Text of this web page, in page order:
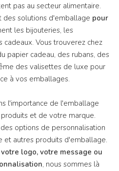
pas au secteur alimentaire.
des solutions d'emballage pour
les bijouteries, les
Vous trouverez chez
papier cadeau, des rubans, des
des valisettes de luxe pour
à vos emballages.
l'importance de l'emballage
et de votre marque.
options de personnalisation
et autres produits d'emballage.
votre logo, votre message ou
, nous sommes là